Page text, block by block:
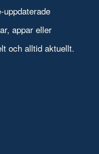
uppdaterade
appar eller
och alltid aktuellt.